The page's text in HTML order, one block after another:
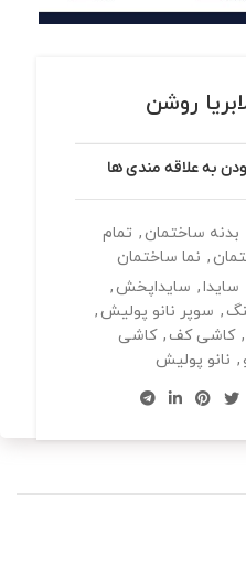
به علاقه مندی ها
بدنه ساختمان , تمام
, نما ساختمان
سایدا, سایداپخش ,
, سوپر نانو پولیش ,
, کاشی کف , کاشی
, نانو پولیش